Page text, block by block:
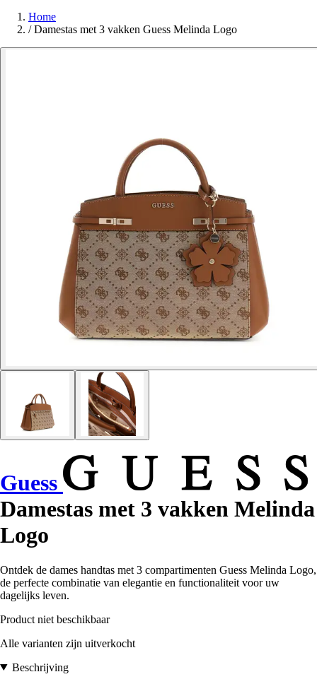
Home
/ Damestas met 3 vakken Guess Melinda Logo
Guess
Damestas met 3 vakken Melinda
Logo
Ontdek de dames handtas met 3 compartimenten Guess Melinda Logo,
de perfecte combinatie van elegantie en functionaliteit voor uw
dagelijks leven.
Product niet beschikbaar
Alle varianten zijn uitverkocht
Beschrijving